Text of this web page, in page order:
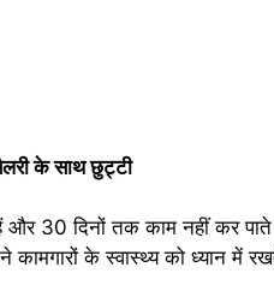
के साथ छुट्टी
और 30 दिनों तक काम नहीं कर
कामगारों के स्वास्थ्य को ध्यान में